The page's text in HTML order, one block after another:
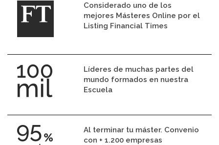
Considerado uno de los
mejores Másteres Online por el
Listing Financial Times
Líderes de muchas partes del
mundo formados en nuestra
Escuela
Al terminar tu máster. Convenio
con + 1.200 empresas